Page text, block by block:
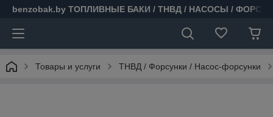
benzobak.by ТОПЛИВНЫЕ БАКИ / ТНВД / НАСОСЫ /
Товары и услуги ТНВД / Форсунки / Насос-форсунки